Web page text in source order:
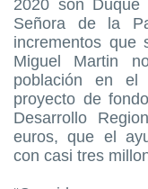
2020 son Duque
Señora de la
incrementos que
Miguel Martin
población en el
proyecto de
Desarrollo
euros, que el
con casi tres